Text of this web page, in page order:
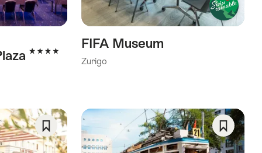
4 Stelle
FIFA Museum
Zurigo
Salva
Salva